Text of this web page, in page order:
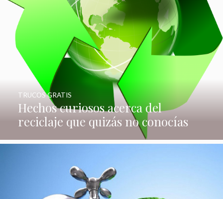
Hechos curiosos acerca del
reciclaje que quizás no conocías
TRUCOS GRATIS